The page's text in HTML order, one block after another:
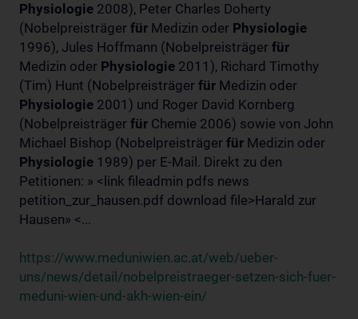
Physiologie 2008), Peter Charles Doherty
(Nobelpreisträger für Medizin oder Physiologie
1996), Jules Hoffmann (Nobelpreisträger für
Medizin oder Physiologie 2011), Richard Timothy
(Tim) Hunt (Nobelpreisträger für Medizin oder
Physiologie 2001) und Roger David Kornberg
(Nobelpreisträger für Chemie 2006) sowie von John
Michael Bishop (Nobelpreisträger für Medizin oder
Physiologie 1989) per E-Mail. Direkt zu den
Petitionen: » <link fileadmin pdfs news
petition_zur_hausen.pdf download file>Harald zur
Hausen» <...
https://www.meduniwien.ac.at/web/ueber-
uns/news/detail/nobelpreistraeger-setzen-sich-fuer-
meduni-wien-und-akh-wien-ein/